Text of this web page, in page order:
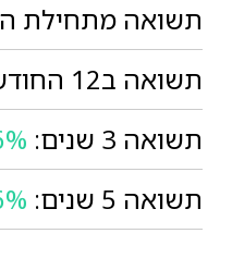
תשואה מתחילת
תשואה ב12 החודשים האחרונים:
תשואה 3 שנים:
תשואה 5 שנים: